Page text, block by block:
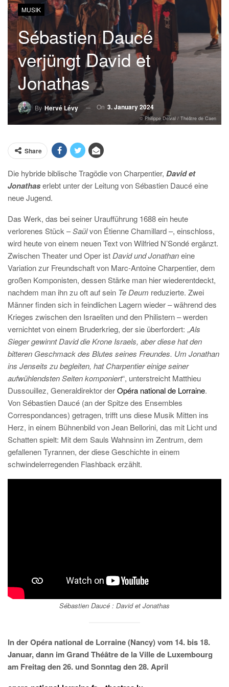
MUSIK
Sébastien Daucé
verjüngt David et
Jonathas
By Hervé Lévy On 3. January 2024
© Philippe Delval / Théâtre de Caen
Share
Die hybride biblische Tragödie von Charpentier, David et
Jonathaserlebt unter der Leitung von Sébastien Daucé eine
neue Jugend.
Das Werk, das bei seiner Uraufführung 1688 ein heute
verlorenes Stück –Saülvon Étienne Chamillard –, einschloss,
wird heute von einem neuen Text von Wilfried N’Sondé ergänzt.
Zwischen Theater und Oper ist David und Jonathaneine
Variation zur Freundschaft von Marc-Antoine Charpentier, dem
großen Komponisten, dessen Stärke man hier wiederentdeckt,
nachdem man ihn zu oft auf sein Te Deum reduzierte. Zwei
Männer finden sich in feindlichen Lagern wieder – während des
Krieges zwischen den Israeliten und den Philistern – werden
vernichtet von einem Bruderkrieg, der sie überfordert: „Als
Sieger gewinnt David die Krone Israels, aber diese hat den
bitteren Geschmack des Blutes seines Freundes. Um Jonathan
ins Jenseits zu begleiten, hat Charpentier einige seiner
aufwühlendsten Seiten komponiert“, unterstreicht Matthieu
Dussouillez, Generaldirektor derOpéra national de Lorraine.
Von Sébastien Daucé (an der Spitze des Ensembles
Correspondances) getragen, trifft uns diese Musik Mitten ins
Herz, in einem Bühnenbild von Jean Bellorini, das mit Licht und
Schatten spielt: Mit dem Sauls Wahnsinn im Zentrum, dem
gefallenen Tyrannen, der diese Geschichte in einem
schwindelerregenden Flashback erzählt.
Sébastien Daucé : David et Jonathas
In der Opéra national de Lorraine (Nancy) vom 14. bis 18.
Januar, dann im Grand Théâtre de la Ville de Luxembourg
am Freitag den 26. und Sonntag den 28. April